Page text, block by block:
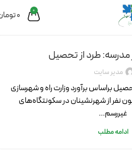
0
0
مدرسه: طرد از تحصیل
مدیر سایت
براساس برآورد وزارت راه و شهرسازی
1394 حدود 11میلیون نفر از شهرنشینان در سکونتگاه‌های
غیررسم...
ادامه مطلب